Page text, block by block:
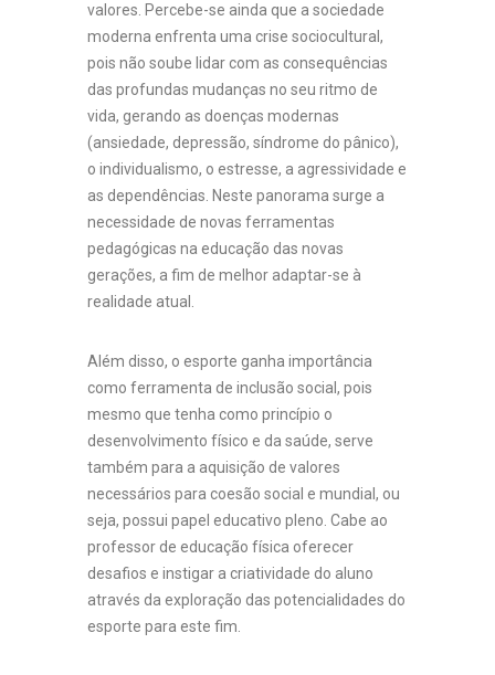
valores. Percebe-se ainda que a sociedade
moderna enfrenta uma crise sociocultural,
pois não soube lidar com as consequências
das profundas mudanças no seu ritmo de
vida, gerando as doenças modernas
(ansiedade, depressão, síndrome do pânico),
o individualismo, o estresse, a agressividade e
as dependências. Neste panorama surge a
necessidade de novas ferramentas
pedagógicas na educação das novas
gerações, a fim de melhor adaptar-se à
realidade atual.
Além disso, o esporte ganha importância
como ferramenta de inclusão social, pois
mesmo que tenha como princípio o
desenvolvimento físico e da saúde, serve
também para a aquisição de valores
necessários para coesão social e mundial, ou
seja, possui papel educativo pleno. Cabe ao
professor de educação física oferecer
desafios e instigar a criatividade do aluno
através da exploração das potencialidades do
esporte para este fim.